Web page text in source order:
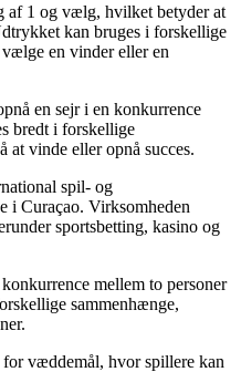
af 1 og vælg, hvilket betyder at
kan bruges i forskellige
en vinder eller en
en sejr i en konkurrence
bredt i forskellige
at vinde eller opnå succes.
spil- og
i Curaçao. Virksomheden
sportsbetting, kasino og
mellem to personer
sammenhænge,
væddemål, hvor spillere kan